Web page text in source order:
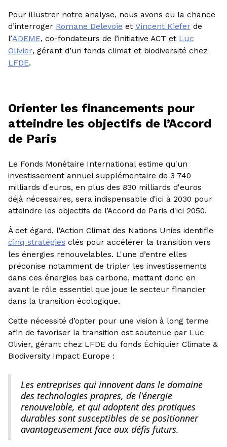
Pour illustrer notre analyse, nous avons eu la chance
d’interroger Romane Delevoie et Vincent Kieferde
l’ADEME, co-fondateurs de l’initiative ACT et Luc
Olivier, gérant d’un fonds climat et biodiversité chez
LFDE.
Orienter les financements pour
atteindre les objectifs de l’Accord
de Paris
Le Fonds Monétaire International estime qu'un
investissement annuel supplémentaire de 3 740
milliards d'euros, en plus des 830 milliards d'euros
déjà nécessaires, sera indispensable d'ici à 2030 pour
atteindre les objectifs de l’Accord de Paris d'ici 2050.
À cet égard, l'Action Climat des Nations Unies identifie
cinq stratégies clés pour accélérer la transition vers
les énergies renouvelables. L'une d’entre elles
préconise notamment de tripler les investissements
dans ces énergies bas carbone, mettant donc en
avant le rôle essentiel que joue le secteur financier
dans la transition écologique.
Cette nécessité d’opter pour une vision à long terme
afin de favoriser la transition est soutenue par Luc
Olivier, gérant chez LFDE du fonds Échiquier Climate &
Biodiversity Impact Europe :
Les entreprises qui innovent dans le domaine
des technologies propres, de l'énergie
renouvelable, et qui adoptent des pratiques
durables sont susceptibles de se positionner
avantageusement face aux défis futurs.